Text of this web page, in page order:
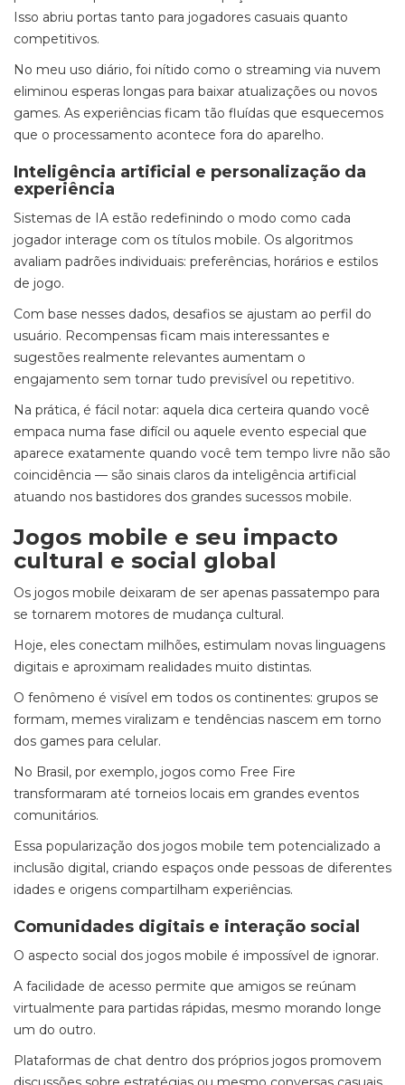
Isso abriu portas tanto para jogadores casuais quanto
competitivos.
No meu uso diário, foi nítido como o streaming via nuvem
eliminou esperas longas para baixar atualizações ou novos
games. As experiências ficam tão fluídas que esquecemos
que o processamento acontece fora do aparelho.
Inteligência artificial e personalização da
experiência
Sistemas de IA estão redefinindo o modo como cada
jogador interage com os títulos mobile. Os algoritmos
avaliam padrões individuais: preferências, horários e estilos
de jogo.
Com base nesses dados, desafios se ajustam ao perfil do
usuário. Recompensas ficam mais interessantes e
sugestões realmente relevantes aumentam o
engajamento sem tornar tudo previsível ou repetitivo.
Na prática, é fácil notar: aquela dica certeira quando você
empaca numa fase difícil ou aquele evento especial que
aparece exatamente quando você tem tempo livre não são
coincidência — são sinais claros da inteligência artificial
atuando nos bastidores dos grandes sucessos mobile.
Jogos mobile e seu impacto
cultural e social global
Os jogos mobile deixaram de ser apenas passatempo para
se tornarem motores de mudança cultural.
Hoje, eles conectam milhões, estimulam novas linguagens
digitais e aproximam realidades muito distintas.
O fenômeno é visível em todos os continentes: grupos se
formam, memes viralizam e tendências nascem em torno
dos games para celular.
No Brasil, por exemplo, jogos como Free Fire
transformaram até torneios locais em grandes eventos
comunitários.
Essa popularização dos jogos mobile tem potencializado a
inclusão digital, criando espaços onde pessoas de diferentes
idades e origens compartilham experiências.
Comunidades digitais e interação social
O aspecto social dos jogos mobile é impossível de ignorar.
A facilidade de acesso permite que amigos se reúnam
virtualmente para partidas rápidas, mesmo morando longe
um do outro.
Plataformas de chat dentro dos próprios jogos promovem